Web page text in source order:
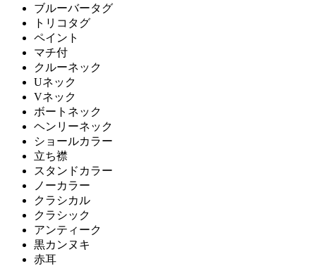
ブルーバータグ
トリコタグ
ペイント
マチ付
クルーネック
Uネック
Vネック
ボートネック
ヘンリーネック
ショールカラー
立ち襟
スタンドカラー
ノーカラー
クラシカル
クラシック
アンティーク
黒カンヌキ
赤耳